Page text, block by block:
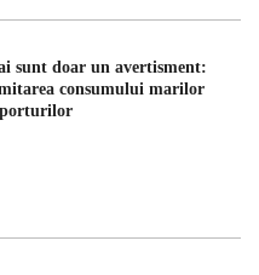
sunt doar un avertisment:
consumului marilor